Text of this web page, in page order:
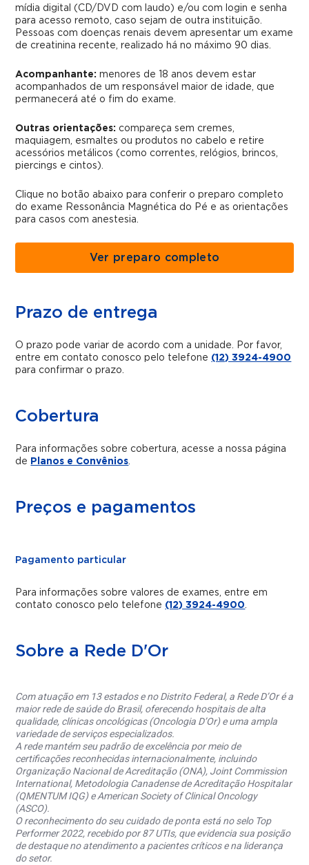
mídia digital (CD/DVD com laudo) e/ou com login e senha
para acesso remoto, caso sejam de outra instituição.
Pessoas com doenças renais devem apresentar um exame
de creatinina recente, realizado há no máximo 90 dias.
Acompanhante: menores de 18 anos devem estar
acompanhados de um responsável maior de idade, que
permanecerá até o fim do exame.
Outras orientações: compareça sem cremes,
maquiagem, esmaltes ou produtos no cabelo e retire
acessórios metálicos (como correntes, relógios, brincos,
piercings e cintos).
Clique no botão abaixo para conferir o preparo completo
do exame Ressonância Magnética do Pé e as orientações
para casos com anestesia.
Ver preparo completo
Prazo de entrega
O prazo pode variar de acordo com a unidade. Por favor,
entre em contato conosco pelo telefone (12) 3924-4900
para confirmar o prazo.
Cobertura
Para informações sobre cobertura, acesse a nossa página
de Planos e Convênios.
Preços e pagamentos
Pagamento particular
Para informações sobre valores de exames, entre em
contato conosco pelo telefone (12) 3924-4900.
Sobre a Rede D'Or
Com atuação em 13 estados e no Distrito Federal, a Rede D’Or é a
maior rede de saúde do Brasil, oferecendo hospitais de alta
qualidade, clínicas oncológicas (Oncologia D’Or) e uma ampla
variedade de serviços especializados.
A rede mantém seu padrão de excelência por meio de
certificações reconhecidas internacionalmente, incluindo
Organização Nacional de Acreditação (ONA), Joint Commission
International, Metodologia Canadense de Acreditação Hospitalar
(QMENTUM IQG) e American Society of Clinical Oncology
(ASCO).
O reconhecimento do seu cuidado de ponta está no selo Top
Performer 2022, recebido por 87 UTIs, que evidencia sua posição
de destaque no atendimento a pacientes críticos e na liderança
do setor.